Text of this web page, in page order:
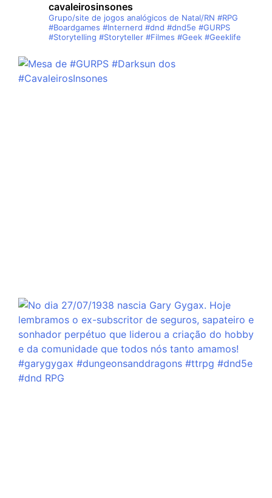
cavaleirosinsones
Grupo/site de jogos analógicos de Natal/RN #RPG
#Boardgames #Internerd #dnd #dnd5e #GURPS
#Storytelling #Storyteller #Filmes #Geek #Geeklife